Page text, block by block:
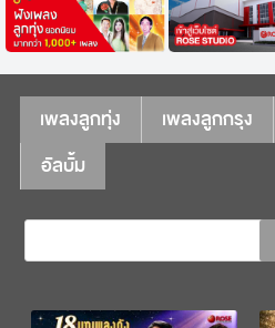
เพลงลูกทุ่ง เพลงลูกกรุง
อัลบั้ม